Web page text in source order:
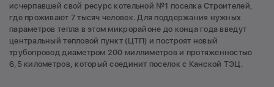
исчерпавшей свой ресурс котельной №1 поселка Строителей,
где проживают 7 тысяч человек. Для поддержания нужных
параметров тепла в этом микрорайоне до конца года введут
центральный тепловой пункт (ЦТП) и построят новый
трубопровод диаметром 200 миллиметров и протяженностью
6,5 километров, который соединит поселок с Канской ТЭЦ.